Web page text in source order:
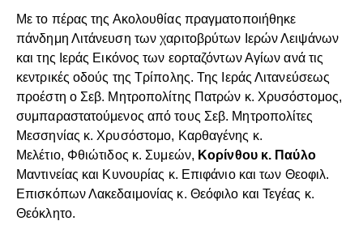
Με το πέρας της Ακολουθίας πραγματοποιήθηκε
πάνδημη Λιτάνευση των χαριτοβρύτων Ιερών Λειψάνων
και της Ιεράς Εικόνος των εορταζόντων Αγίων ανά τις
κεντρικές οδούς της Τρίπολης. Της Ιεράς Λιτανεύσεως
προέστη ο Σεβ. Μητροπολίτης Πατρών κ. Χρυσόστομος,
συμπαραστατούμενος από τους Σεβ. Μητροπολίτες
Μεσσηνίας κ. Χρυσόστομο, Καρθαγένης κ.
Μελέτιο, Φθιώτιδος κ. Συμεών, Κορίνθου κ. Παύλο
Μαντινείας και Κυνουρίας κ. Επιφάνιο και των Θεοφιλ.
Επισκόπων Λακεδαιμονίας κ. Θεόφιλο και Τεγέας κ.
Θεόκλητο.